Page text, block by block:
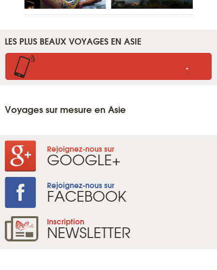
LES PLUS BEAUX VOYAGES EN ASIE
..
Voyages sur mesure en Asie
Rejoignez-nous sur
GOOGLE+
Rejoignez-nous sur
FACEBOOK
Inscription
NEWSLETTER